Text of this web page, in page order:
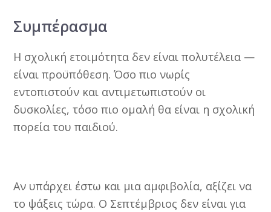
Συμπέρασμα
Η σχολική ετοιμότητα δεν είναι πολυτέλεια —
είναι προϋπόθεση. Όσο πιο νωρίς
εντοπιστούν και αντιμετωπιστούν οι
δυσκολίες, τόσο πιο ομαλή θα είναι η σχολική
πορεία του παιδιού.
Αν υπάρχει έστω και μια αμφιβολία, αξίζει να
το ψάξεις τώρα. Ο Σεπτέμβριος δεν είναι για